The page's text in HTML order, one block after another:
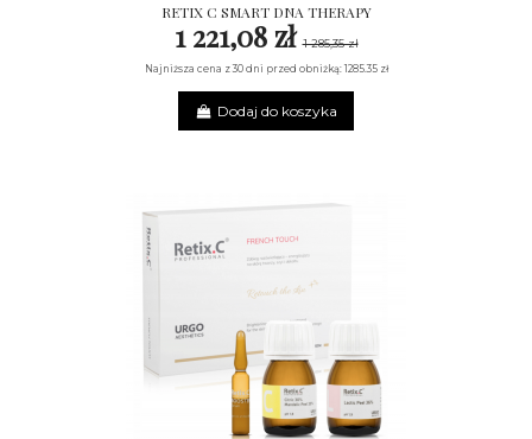
RETIX C SMART DNA THERAPY
1 221,08 zł1 285,35 zł
Najniższa cena z 30 dni przed obniżką: 1285.35 zł
Dodaj do koszyka